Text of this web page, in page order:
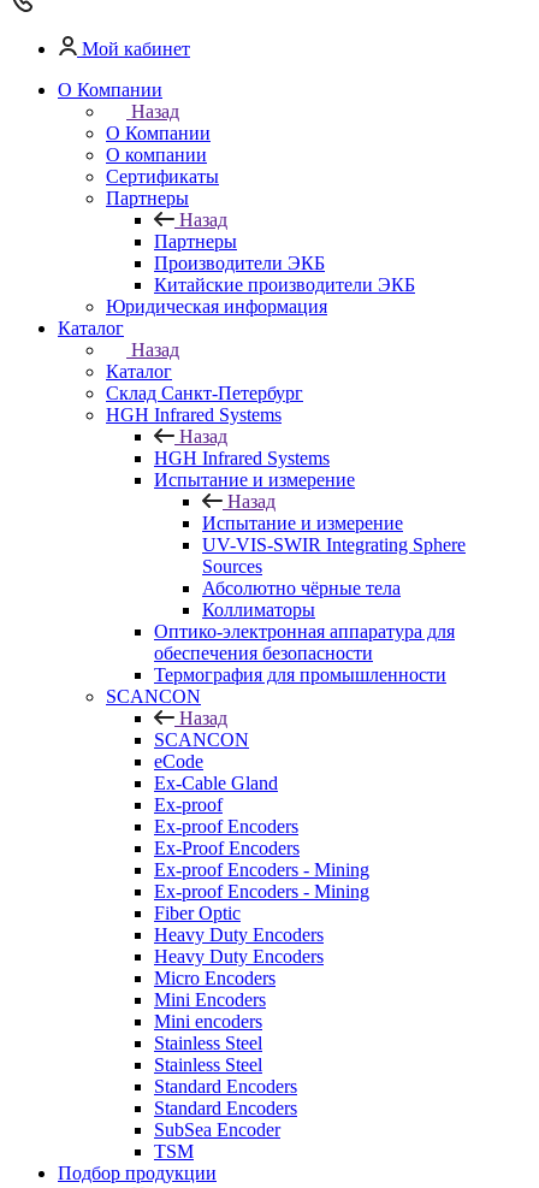
Мой кабинет
О Компании
Назад
О Компании
О компании
Сертификаты
Партнеры
Назад
Партнеры
Производители ЭКБ
Китайские производители ЭКБ
Юридическая информация
Каталог
Назад
Каталог
Cклад Санкт-Петербург
HGH Infrared Systems
Назад
HGH Infrared Systems
Испытание и измерение
Назад
Испытание и измерение
UV-VIS-SWIR Integrating Sphere
Sources
Абсолютно чёрные тела
Коллиматоры
Оптико-электронная аппаратура для
обеспечения безопасности
Термография для промышленности
SCANCON
Назад
SCANCON
eCode
Ex-Cable Gland
Ex-proof
Ex-proof Encoders
Ex-Proof Encoders
Ex-proof Encoders - Mining
Ex-proof Encoders - Mining
Fiber Optic
Heavy Duty Encoders
Heavy Duty Encoders
Micro Encoders
Mini Encoders
Mini encoders
Stainless Steel
Stainless Steel
Standard Encoders
Standard Encoders
SubSea Encoder
TSM
Подбор продукции